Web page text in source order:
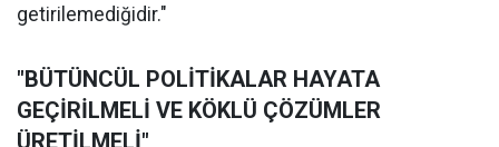
getirilemediğidir."
"BÜTÜNCÜL POLİTİKALAR HAYATA
GEÇİRİLMELİ VE KÖKLÜ ÇÖZÜMLER
ÜRETİLMELİ"